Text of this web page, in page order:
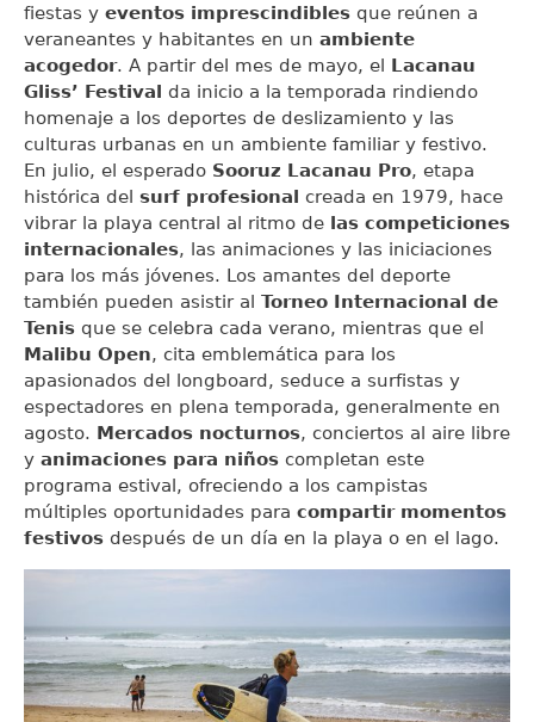
fiestas y eventos imprescindibles que reúnen a
veraneantes y habitantes en un ambiente
acogedor. A partir del mes de mayo, el Lacanau
Gliss’ Festival da inicio a la temporada rindiendo
homenaje a los deportes de deslizamiento y las
culturas urbanas en un ambiente familiar y festivo.
En julio, el esperado Sooruz Lacanau Pro, etapa
histórica del surf profesional creada en 1979, hace
vibrar la playa central al ritmo de las competiciones
internacionales, las animaciones y las iniciaciones
para los más jóvenes. Los amantes del deporte
también pueden asistir al Torneo Internacional de
Tenis que se celebra cada verano, mientras que el
Malibu Open, cita emblemática para los
apasionados del longboard, seduce a surfistas y
espectadores en plena temporada, generalmente en
agosto. Mercados nocturnos, conciertos al aire libre
y animaciones para niños completan este
programa estival, ofreciendo a los campistas
múltiples oportunidades para compartir momentos
festivos después de un día en la playa o en el lago.